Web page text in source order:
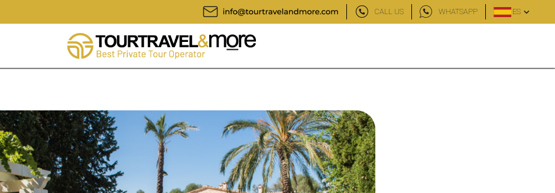
CALL US WHATSAPP ES